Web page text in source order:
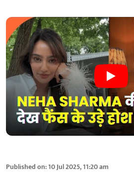
Published on:10 Jul 2025, 11:20 am